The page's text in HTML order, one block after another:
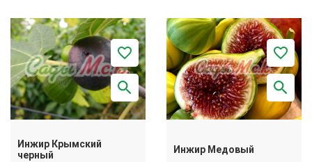
Инжир Крымский
черный
Инжир Медовый